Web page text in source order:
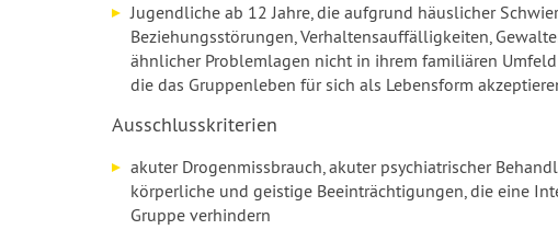
Jugendliche ab 12 Jahre, die aufgrund häuslicher
Beziehungsstörungen, Verhaltensauffälligkeiten,
ähnlicher Problemlagen nicht in ihrem familiären
die das Gruppenleben für sich als Lebensform
Ausschlusskriterien
akuter Drogenmissbrauch, akuter psychiatrischer
körperliche und geistige Beeinträchtigungen, die eine
Gruppe verhindern